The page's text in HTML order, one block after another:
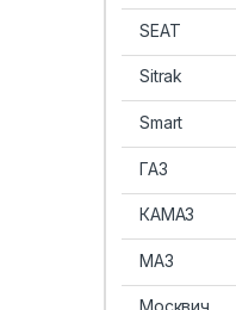
SEAT
Sitrak
Smart
ГАЗ
КАМАЗ
МАЗ